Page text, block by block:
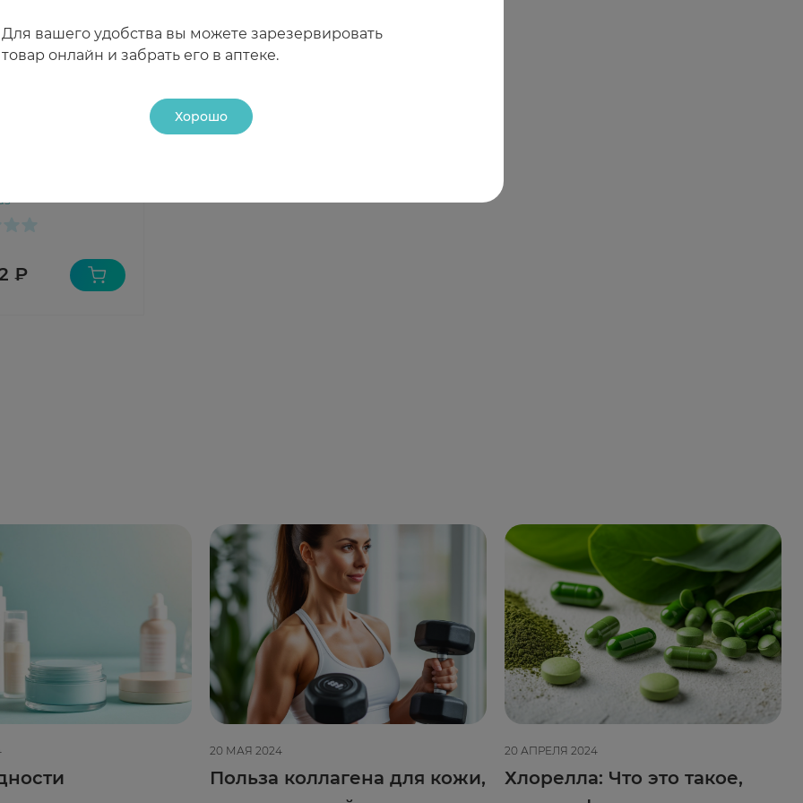
ромашки и
₽
20 МАЯ 2024
Польза коллагена для кожи,
20 АПРЕЛЯ 2024
Хлорелла: Что это такое,
Для вашего удобства вы можете зарезервировать
товар онлайн и забрать его в аптеке.
Хорошо